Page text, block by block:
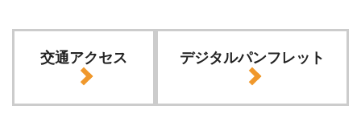
交通アクセス デジタルパンフレット